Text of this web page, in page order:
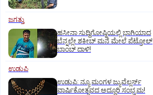
ಜಗತ್ತು
ಹಸೀನಾ ಸುದ್ದಿಗೋಷ್ಠಿಯಲ್ಲಿ ಭಾಗಿಯಾದ
ಬೆನ್ನಲ್ಲೇ ಶಕೀಬ್ ಮನೆ ಮೇಲೆ ಪೆಟ್ರೋಲ್
ಬಾಂಬ್ ದಾಳಿ!
ಉಡುಪಿ
ಉಡುಪಿ: ನ್ಯೂ ಮಂಗಳ ಜ್ಯುವೆಲ್ಲರ್ಸ್
ವಾರ್ಷಿಕೋತ್ಸವದ ಅದ್ಧೂರಿ ಸಂಭ್ರಮ!